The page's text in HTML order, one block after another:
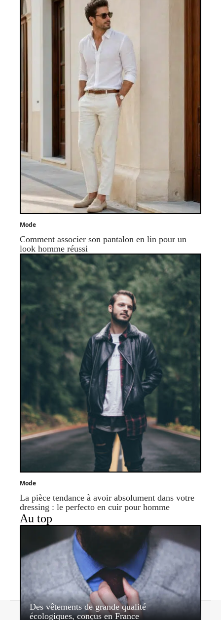
Mode
Comment associer son pantalon en lin pour un
look homme réussi
Mode
La pièce tendance à avoir absolument dans votre
dressing : le perfecto en cuir pour homme
Au top
Des vêtements de grande qualité
écologiques, conçus en France
Contact Mentions légales Sitemap